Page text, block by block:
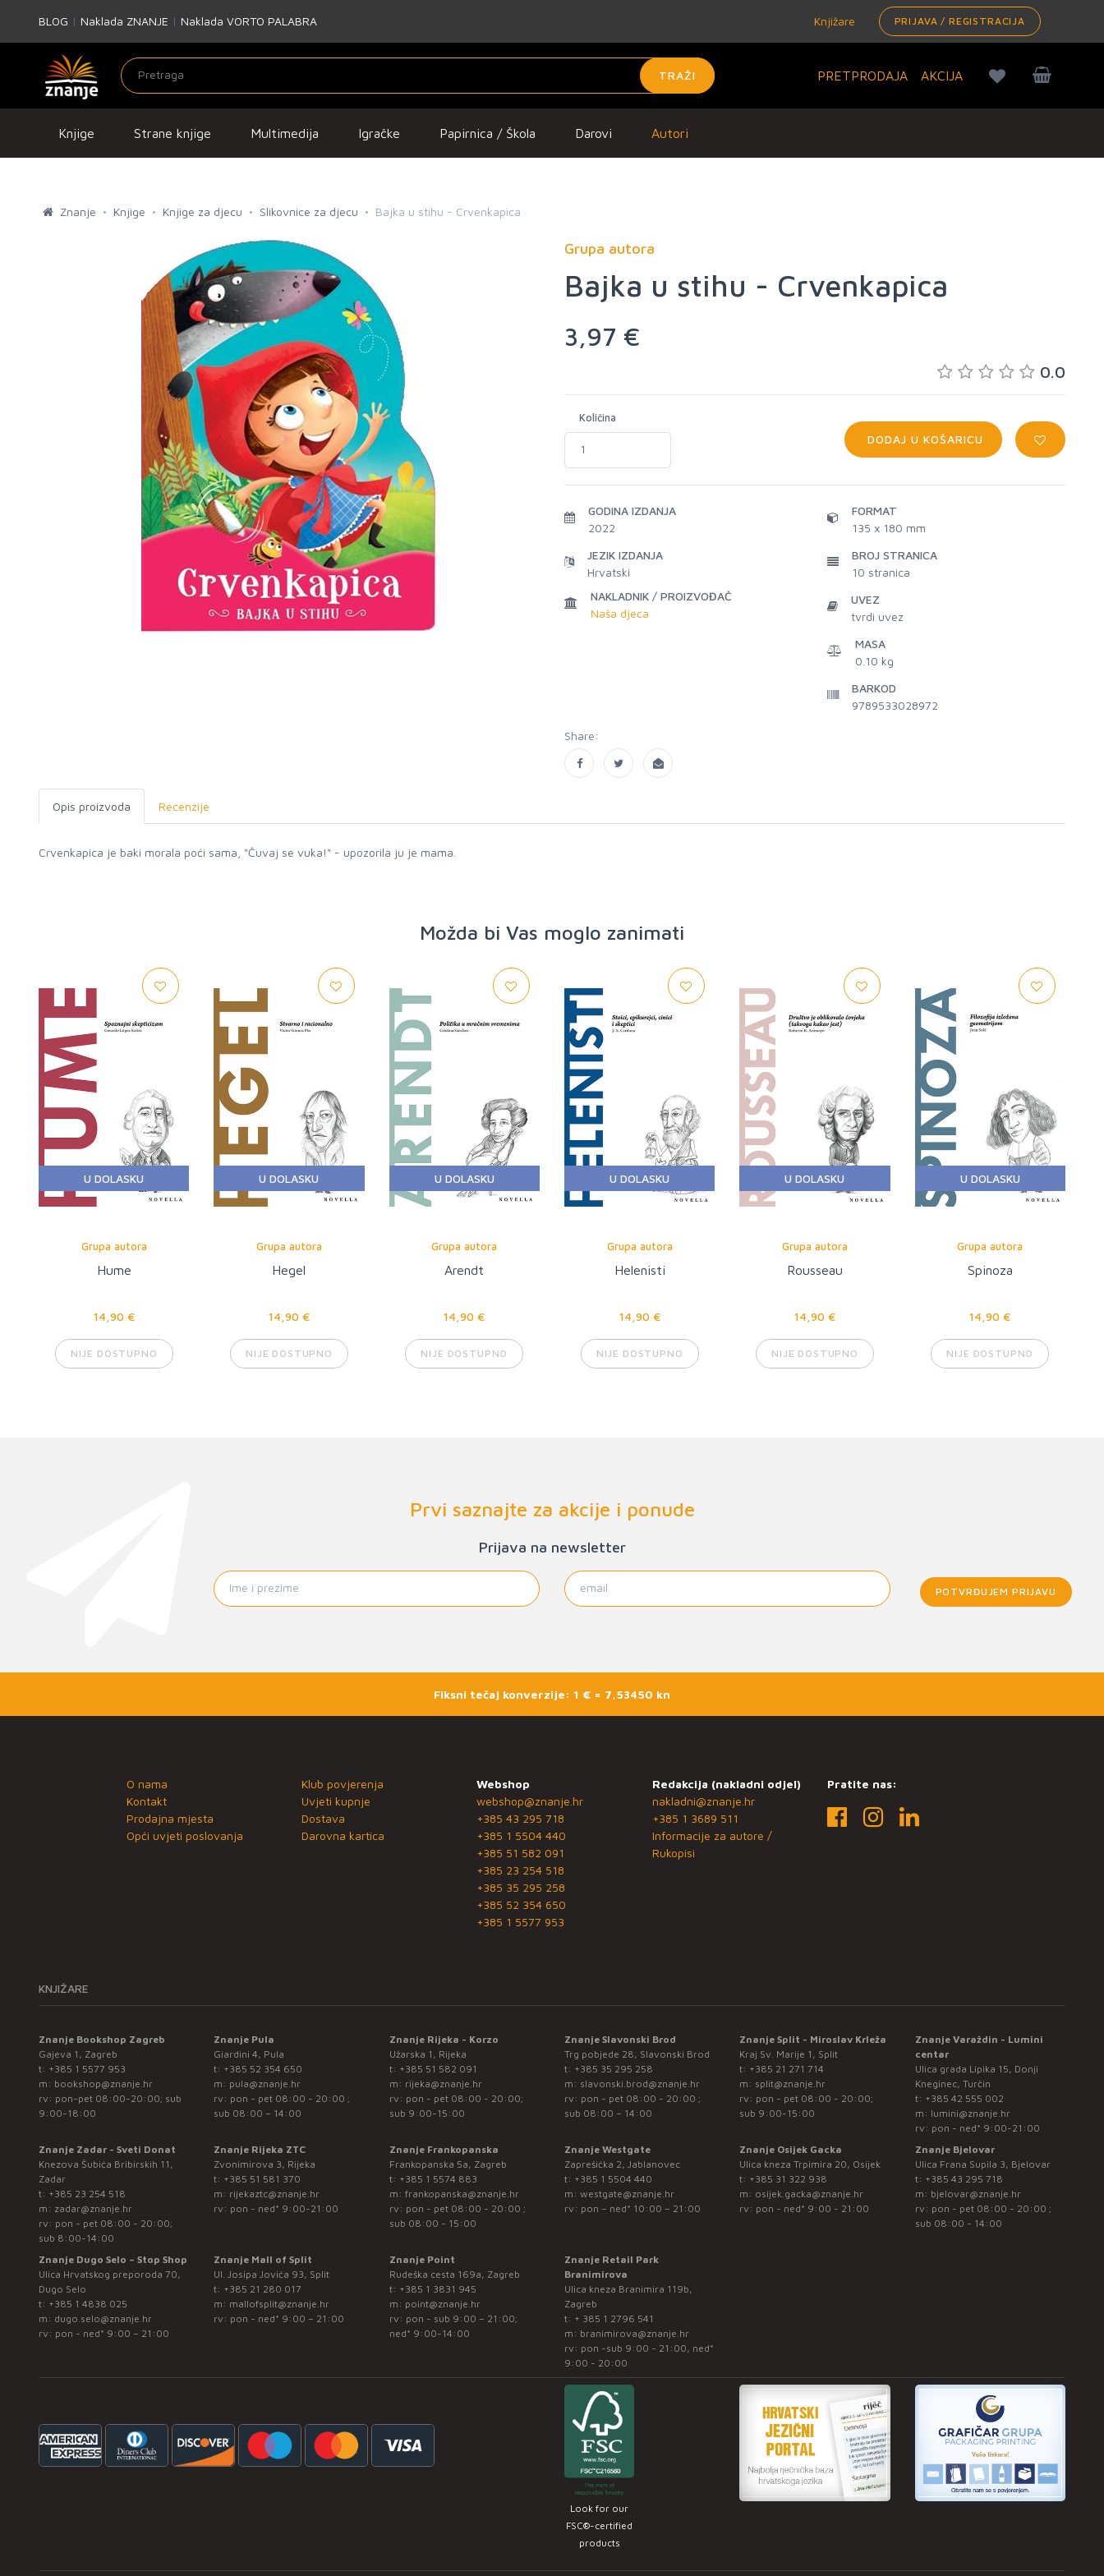
BLOG | Naklada ZNANJE | Naklada VORTO PALABRA Knjižare PRIJAVA / REGISTRACIJA
TRAŽI PRETPRODAJA AKCIJA
Knjige Strane knjige Multimedija Igračke Papirnica / Škola Darovi Autori
Znanje Knjige Knjige za djecu Slikovnice za djecu Bajka u stihu - Crvenkapica
Grupa autora
Bajka u stihu - Crvenkapica
3,97 €
0.0
Količina
DODAJ U KOŠARICU
GODINA IZDANJA
2022
JEZIK IZDANJA
Hrvatski
NAKLADNIK / PROIZVOĐAČ
Naša djeca
FORMAT
135 x 180 mm
BROJ STRANICA
10 stranica
UVEZ
tvrdi uvez
MASA
0.10 kg
BARKOD
9789533028972
Share:
Opis proizvoda Recenzije
Crvenkapica je baki morala poći sama, "Čuvaj se vuka!" - upozorila ju je mama.
Možda bi Vas moglo zanimati
U DOLASKU
Grupa autora
Hume
14,90 €
NIJE DOSTUPNO
U DOLASKU
Grupa autora
Hegel
14,90 €
NIJE DOSTUPNO
U DOLASKU
Grupa autora
Arendt
14,90 €
NIJE DOSTUPNO
U DOLASKU
Grupa autora
Helenisti
14,90 €
NIJE DOSTUPNO
U DOLASKU
Grupa autora
Rousseau
14,90 €
NIJE DOSTUPNO
U DOLASKU
Grupa autora
Spinoza
14,90 €
NIJE DOSTUPNO
Prvi saznajte za akcije i ponude
Prijava na newsletter
POTVRĐUJEM PRIJAVU
Fiksni tečaj konverzije: 1 € = 7,53450 kn
O nama
Kontakt
Prodajna mjesta
Opći uvjeti poslovanja
Klub povjerenja
Uvjeti kupnje
Dostava
Darovna kartica
Webshop
webshop@znanje.hr
+385 43 295 718
+385 1 5504 440
+385 51 582 091
+385 23 254 518
+385 35 295 258
+385 52 354 650
+385 1 5577 953
Redakcija (nakladni odjel)
nakladni@znanje.hr
+385 1 3689 511
Informacije za autore /
Rukopisi
Pratite nas:
KNJIŽARE
Znanje Bookshop Zagreb
Gajeva 1, Zagreb
t: +385 1 5577 953
m: bookshop@znanje.hr
rv: pon-pet 08:00-20:00; sub
9:00-18:00
Znanje Pula
Giardini 4, Pula
t: +385 52 354 650
m: pula@znanje.hr
rv: pon - pet 08:00 - 20:00 ;
sub 08:00 – 14:00
Znanje Rijeka - Korzo
Užarska 1, Rijeka
t: +385 51 582 091
m: rijeka@znanje.hr
rv: pon - pet 08:00 - 20:00;
sub 9:00-15:00
Znanje Slavonski Brod
Trg pobjede 28, Slavonski Brod
t: +385 35 295 258
m: slavonski.brod@znanje.hr
rv: pon - pet 08:00 - 20:00 ;
sub 08:00 – 14:00
Znanje Split - Miroslav Krleža
Kraj Sv. Marije 1, Split
t: +385 21 271 714
m: split@znanje.hr
rv: pon - pet 08:00 - 20:00;
sub 9:00-15:00
Znanje Varaždin - Lumini
centar
Ulica grada Lipika 15, Donji
Kneginec, Turčin
t: +385 42 555 002
m: lumini@znanje.hr
rv: pon - ned* 9:00-21:00
Znanje Zadar - Sveti Donat
Knezova Šubića Bribirskih 11,
Zadar
t: +385 23 254 518
m: zadar@znanje.hr
rv: pon - pet 08:00 - 20:00;
sub 8:00-14:00
Znanje Rijeka ZTC
Zvonimirova 3, Rijeka
t: +385 51 581 370
m: rijekaztc@znanje.hr
rv: pon - ned* 9:00-21:00
Znanje Frankopanska
Frankopanska 5a, Zagreb
t: +385 1 5574 883
m: frankopanska@znanje.hr
rv: pon - pet 08:00 - 20:00 ;
sub 08:00 - 15:00
Znanje Westgate
Zaprešićka 2, Jablanovec
t: +385 1 5504 440
m: westgate@znanje.hr
rv: pon – ned* 10:00 – 21:00
Znanje Osijek Gacka
Ulica kneza Trpimira 20, Osijek
t: +385 31 322 938
m: osijek.gacka@znanje.hr
rv: pon - ned* 9:00 - 21:00
Znanje Bjelovar
Ulica Frana Supila 3, Bjelovar
t: +385 43 295 718
m: bjelovar@znanje.hr
rv: pon - pet 08:00 - 20:00 ;
sub 08:00 - 14:00
Znanje Dugo Selo – Stop Shop
Ulica Hrvatskog preporoda 70,
Dugo Selo
t: +385 1 4838 025
m: dugo.selo@znanje.hr
rv: pon - ned* 9:00 – 21:00
Znanje Mall of Split
Ul. Josipa Jovića 93, Split
t: +385 21 280 017
m: mallofsplit@znanje.hr
rv: pon - ned* 9:00 – 21:00
Znanje Point
Rudeška cesta 169a, Zagreb
t: +385 1 3831 945
m: point@znanje.hr
rv: pon - sub 9:00 – 21:00;
ned* 9:00-14:00
Znanje Retail Park
Branimirova
Ulica kneza Branimira 119b,
Zagreb
t: + 385 1 2796 541
m: branimirova@znanje.hr
rv: pon -sub 9:00 - 21:00, ned*
9:00 - 20:00
Look for our
FSC®-certified
products